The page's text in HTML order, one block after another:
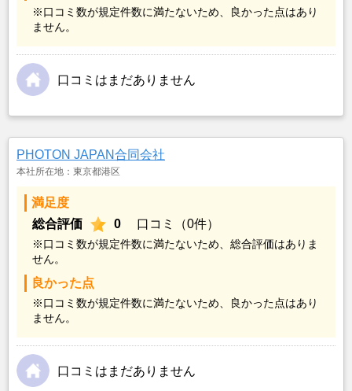
※口コミ数が規定件数に満たないため、良かった点はあり
ません。
口コミはまだありません
PHOTON JAPAN合同会社
本社所在地：東京都港区
満足度
総合評価
0 口コミ（0件）
※口コミ数が規定件数に満たないため、総合評価はありま
せん。
良かった点
※口コミ数が規定件数に満たないため、良かった点はあり
ません。
口コミはまだありません